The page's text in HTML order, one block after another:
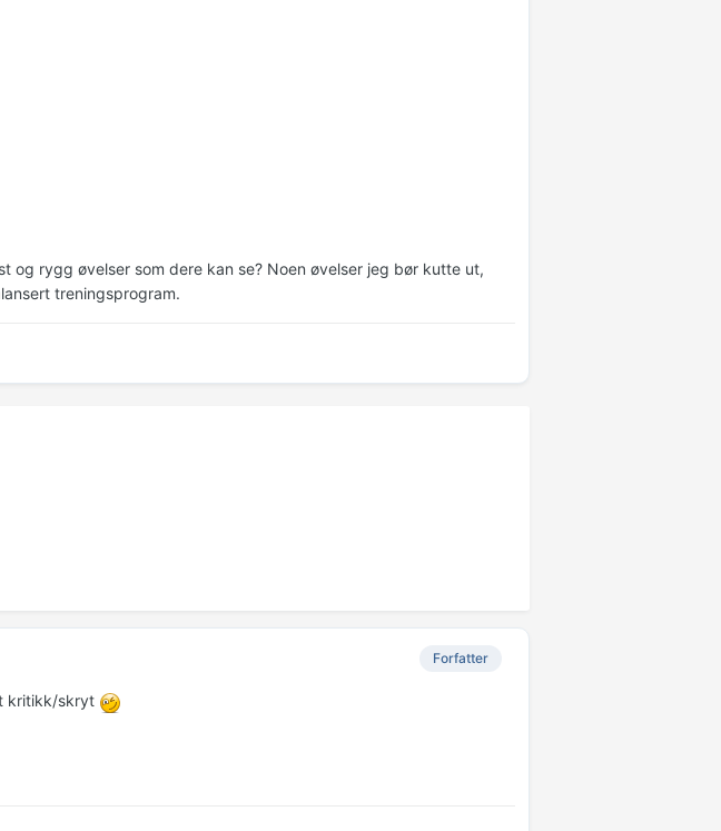
og rygg øvelser som dere kan se? Noen øvelser jeg bør kutte ut,
treningsprogram.
Forfatter
kritikk/skryt